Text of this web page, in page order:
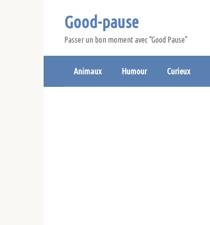
Good-pause
Passer un bon moment avec "Good Pause"
Animaux Humour Curieux